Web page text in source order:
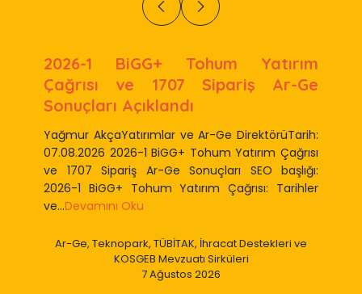
2026-1 BiGG+ Tohum Yatırım
Çağrısı ve 1707 Sipariş Ar-Ge
Sonuçları Açıklandı
Yağmur AkçaYatırımlar ve Ar-Ge DirektörüTarih:
07.08.2026 2026-1 BiGG+ Tohum Yatırım Çağrısı
ve 1707 Sipariş Ar-Ge Sonuçları SEO başlığı:
2026-1 BiGG+ Tohum Yatırım Çağrısı: Tarihler
ve...Devamını Oku
Ar-Ge, Teknopark, TÜBİTAK, İhracat Destekleri ve
KOSGEB Mevzuatı Sirküleri
7 Ağustos 2026